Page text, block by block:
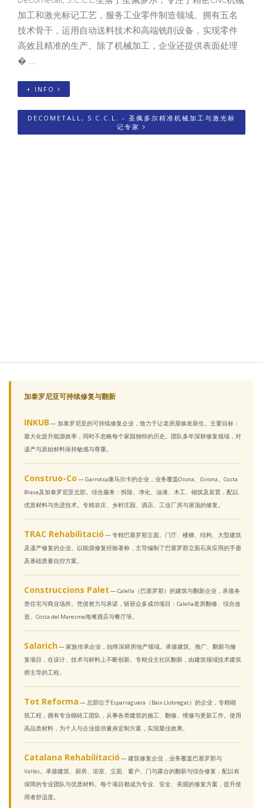
加工和激光标记工艺，服务工业零件制造领域。拥有五名
技术骨干，运用自动送料技术和高端铣削设备，实现零件
高效且精准的生产。除了机械加工，企业还提供表面处理
� ...
+ INFO
DECOMETALL, S.C.C.L. - 圣佩多尔精准机械加工与激光标
记专家
加泰罗尼亚可持续修复与翻新
INKUB — 加泰罗尼亚的可持续修复企业，致力于让老房屋焕发新生。主要目标：
最大化提升能源效率，同时不忽略每个家园独特的历史。团队多年深耕修复领域，对
遗产与原始材料保持敏感与尊重。
Construo-Co — Garrotxa康马尔卡的企业，业务覆盖Osona、Girona、Costa
Brava及加泰罗尼亚北部。综合服务：拆除、净化、油漆、木工、砌筑及装置，配以
优质材料与先进技术。专精农庄、乡村庄园、酒店、工业厂房与屋顶的修复。
TRAC Rehabilitació — 专精巴塞罗那立面、门厅、楼梯、结构、大型建筑
及遗产修复的企业。以能源修复经验著称，主导编制了巴塞罗那立面石灰应用的手册
及基础质量自控方案。
Construccions Palet — Calella（巴塞罗那）的建筑与翻新企业，承接各
类住宅与商业场所。凭借努力与承诺，斩获众多成功项目：Calella老房翻修、综合改
造、Costa del Maresme海滩酒店与餐厅等。
Salarich— 家族传承企业，始终深耕房地产领域。承接建筑、推广、翻新与修
复项目，在设计、技术与材料上不断创新。专精业主社区翻新，由建筑领域技术建筑
师主导的工程。
Tot Reforma — 总部位于Esparraguera（Baix Llobregat）的企业，专精砌
筑工程，拥有专业砌砖工团队，从事各类建筑的施工、翻修、维修与更新工作。使用
高品质材料，为个人与企业提供量身定制方案，实现最佳效果。
Catalana Rehabilitació — 建筑修复企业，业务覆盖巴塞罗那与
Vallès。承接建筑、厨房、浴室、立面、窗户、门与露台的翻新与综合修复，配以有
保障的专业团队与优质材料。每个项目都成为专业、安全、美观的修复方案，提升使
用者舒适度。